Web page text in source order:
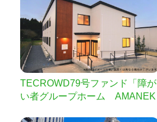
TECROWD79号ファンド「障が
い者グループホーム AMANEK